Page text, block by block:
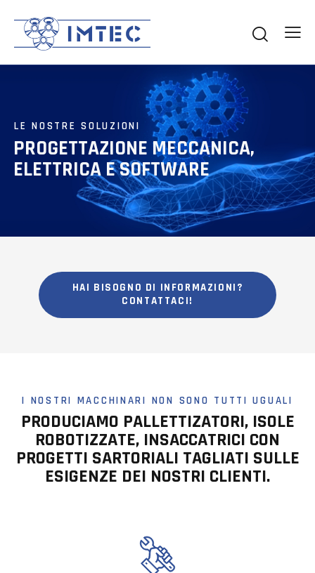
LE NOSTRE SOLUZIONI
PROGETTAZIONE MECCANICA,
ELETTRICA E SOFTWARE
HAI BISOGNO DI INFORMAZIONI?
CONTATTACI!
I NOSTRI MACCHINARI NON SONO TUTTI UGUALI
PRODUCIAMO PALLETTIZATORI, ISOLE
ROBOTIZZATE, INSACCATRICI CON
PROGETTI SARTORIALI TAGLIATI SULLE
ESIGENZE DEI NOSTRI CLIENTI.